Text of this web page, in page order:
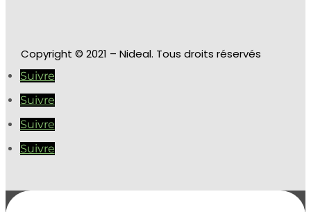
Copyright © 2021 – Nideal. Tous droits réservés
Suivre
Suivre
Suivre
Suivre